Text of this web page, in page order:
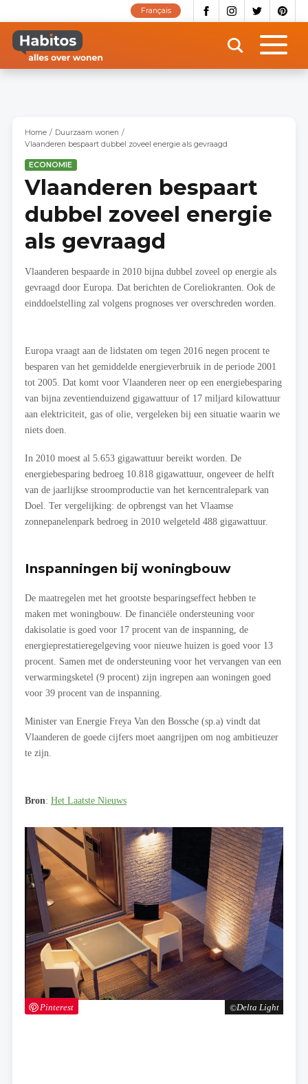
naar
inhoud
gaan
Français
Home
Duurzaam wonen
Vlaanderen bespaart dubbel zoveel energie als gevraagd
ECONOMIE
Vlaanderen bespaart
dubbel zoveel energie
als gevraagd
Delta Light
Pinterest
Vlaanderen bespaarde in 2010 bijna dubbel zoveel op energie als
gevraagd door Europa. Dat berichten de Coreliokranten. Ook de
einddoelstelling zal volgens prognoses ver overschreden worden.
Europa vraagt aan de lidstaten om tegen 2016 negen procent te
besparen van het gemiddelde energieverbruik in de periode 2001
tot 2005. Dat komt voor Vlaanderen neer op een energiebesparing
van bijna zeventienduizend gigawattuur of 17 miljard kilowattuur
aan elektriciteit, gas of olie, vergeleken bij een situatie waarin we
niets doen.
In 2010 moest al 5.653 gigawattuur bereikt worden. De
energiebesparing bedroeg 10.818 gigawattuur, ongeveer de helft
van de jaarlijkse stroomproductie van het kerncentralepark van
Doel. Ter vergelijking: de opbrengst van het Vlaamse
zonnepanelenpark bedroeg in 2010 welgeteld 488 gigawattuur.
Inspanningen bij woningbouw
De maatregelen met het grootste besparingseffect hebben te
maken met woningbouw. De financiële ondersteuning voor
dakisolatie is goed voor 17 procent van de inspanning, de
energieprestatieregelgeving voor nieuwe huizen is goed voor 13
procent. Samen met de ondersteuning voor het vervangen van een
verwarmingsketel (9 procent) zijn ingrepen aan woningen goed
voor 39 procent van de inspanning.
Minister van Energie Freya Van den Bossche (sp.a) vindt dat
Vlaanderen de goede cijfers moet aangrijpen om nog ambitieuzer
te zijn.
Bron: Het Laatste Nieuws